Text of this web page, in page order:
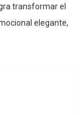
transformar el
elegante,